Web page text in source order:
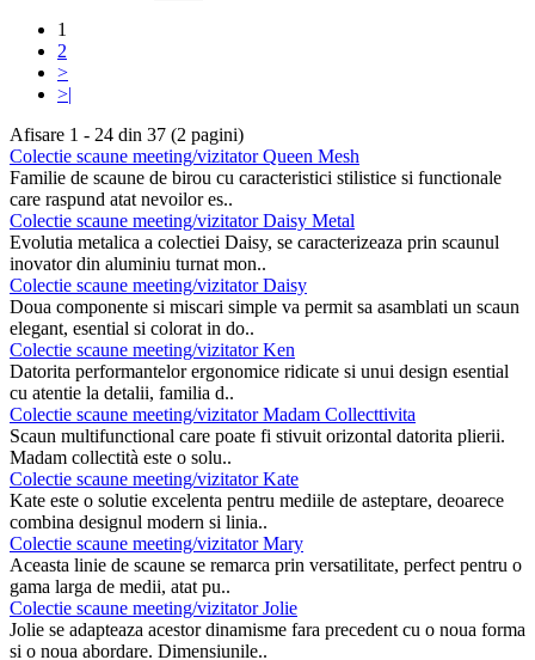
1
2
>
>|
Afisare 1 - 24 din 37 (2 pagini)
Colectie scaune meeting/vizitator Queen Mesh
Familie de scaune de birou cu caracteristici stilistice si functionale
care raspund atat nevoilor es..
Colectie scaune meeting/vizitator Daisy Metal
Evolutia metalica a colectiei Daisy, se caracterizeaza prin scaunul
inovator din aluminiu turnat mon..
Colectie scaune meeting/vizitator Daisy
Doua componente si miscari simple va permit sa asamblati un scaun
elegant, esential si colorat in do..
Colectie scaune meeting/vizitator Ken
Datorita performantelor ergonomice ridicate si unui design esential
cu atentie la detalii, familia d..
Colectie scaune meeting/vizitator Madam Collecttivita
Scaun multifunctional care poate fi stivuit orizontal datorita plierii.
Madam collectità este o solu..
Colectie scaune meeting/vizitator Kate
Kate este o solutie excelenta pentru mediile de asteptare, deoarece
combina designul modern si linia..
Colectie scaune meeting/vizitator Mary
Aceasta linie de scaune se remarca prin versatilitate, perfect pentru o
gama larga de medii, atat pu..
Colectie scaune meeting/vizitator Jolie
Jolie se adapteaza acestor dinamisme fara precedent cu o noua forma
si o noua abordare. Dimensiunile..